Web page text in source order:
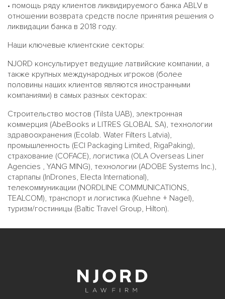
• помощь ряду клиентов ликвидируемого банка ABLV в
отношении возврата средств после принятия решения о
ликвидации банка в 2018 году.
Наши ключевые клиентские секторы:
NJORD консультирует ведущие латвийские компании, а
также крупных международных игроков (более
половины наших клиентов являются иностранными
компаниями) в самых разных секторах:
Строительство мостов (Tilsta UAB), электронная
коммерция (AbeBooks и LITRES GLOBAL SA), технологии
здравоохранения (Ecolab. Water Filters Latvia),
промышленность (ECI Packaging Limited, RigaPaking),
страхование (COFACE), логистика (OLA Overseas Liner
Agencies , YANG MING), технологии (ADOBE Systems Inc.),
старпапы (InDrones, Electa International),
телекоммуникации (NORDLINE COMMUNICATIONS,
TEALCOM), транспорт и логистика (Kuehne + Nagel),
туризм/гостиницы (Baltic Travel Group, Hilton).